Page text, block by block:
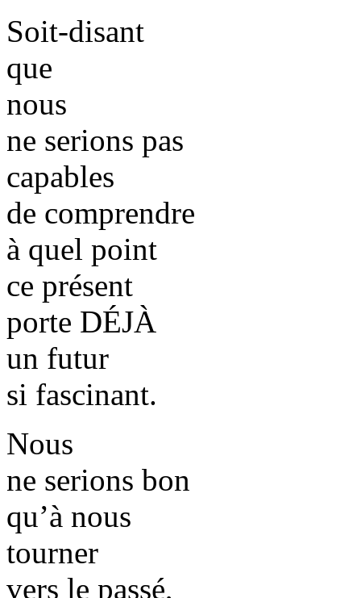
Soit-disant
que
nous
ne serions pas
capables
de comprendre
à quel point
ce présent
porte DÉJÀ
un futur
si fascinant.
Nous
ne serions bon
qu’à nous
tourner
vers le passé,